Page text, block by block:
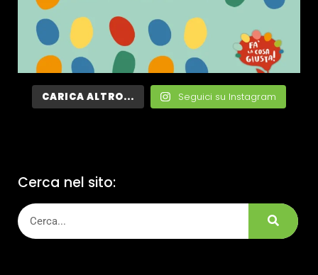
CARICA ALTRO... Seguici su Instagram
Cerca nel sito: